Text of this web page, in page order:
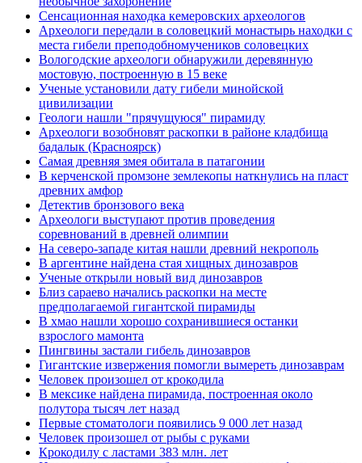
Сенсационная находка кемеровских археологов
Археологи передали в соловецкий монастырь находки с
места гибели преподобномучеников соловецких
Вологодские археологи обнаружили деревянную
мостовую, построенную в 15 веке
Ученые установили дату гибели минойской
цивилизации
Геологи нашли "прячущуюся" пирамиду
Археологи возобновят раскопки в районе кладбища
бадалык (Красноярск)
Самая древняя змея обитала в патагонии
В керченской промзоне землекопы наткнулись на пласт
древних амфор
Детектив бронзового века
Археологи выступают против проведения
соревнований в древней олимпии
На северо-западе китая нашли древний некрополь
В аргентине найдена стая хищных динозавров
Ученые открыли новый вид динозавров
Близ сараево начались раскопки на месте
предполагаемой гигантской пирамиды
В хмао нашли хорошо сохранившиеся останки
взрослого мамонта
Пингвины застали гибель динозавров
Гигантские извержения помогли вымереть динозаврам
Человек произошел от крокодила
В мексике найдена пирамида, построенная около
полутора тысяч лет назад
Первые стоматологи появились 9 000 лет назад
Человек произошел от рыбы с руками
Крокодилу с ластами 383 млн. лет